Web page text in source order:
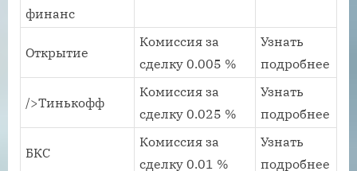
финанс
Открытие
Комиссия за
сделку 0.005 %
Узнать
подробнее
/>Тинькофф
Комиссия за
сделку 0.025 %
Узнать
подробнее
БКС
Комиссия за
сделку 0.01 %
Узнать
подробнее